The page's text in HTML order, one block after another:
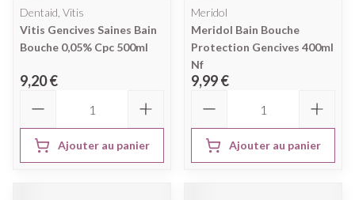
Dentaid, Vitis
Vitis Gencives Saines Bain
Bouche 0,05% Cpc 500ml
9,20 €
Ajouter au panier
Meridol
Meridol Bain Bouche
Protection Gencives 400ml
Nf
9,99 €
Ajouter au panier